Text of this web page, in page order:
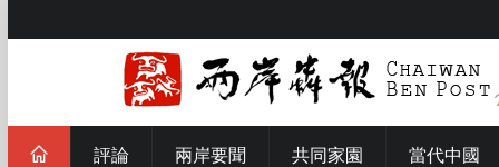
評論 兩岸要聞 共同家園 當代中國